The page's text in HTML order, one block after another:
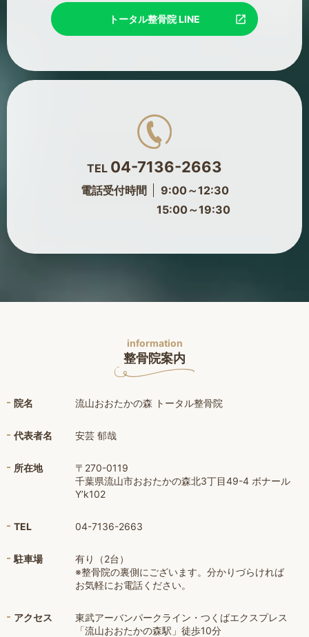
トータル整骨院 LINE
TEL 04-7136-2663
電話受付時間
9:00～12:30
15:00～19:30
information
整骨院案内
院名 流山おおたかの森 トータル整骨院
代表者名 安芸 郁哉
所在地
〒270-0119
千葉県流山市おおたかの森北3丁目49-4 ボナール
Y’k102
TEL 04-7136-2663
駐車場
有り（2台）
※整骨院の裏側にございます。分かりづらければ
お気軽にお電話ください。
アクセス
東武アーバンパークライン・つくばエクスプレス
「流山おおたかの森駅」徒歩10分